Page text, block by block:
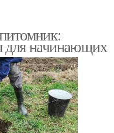
для начинающих